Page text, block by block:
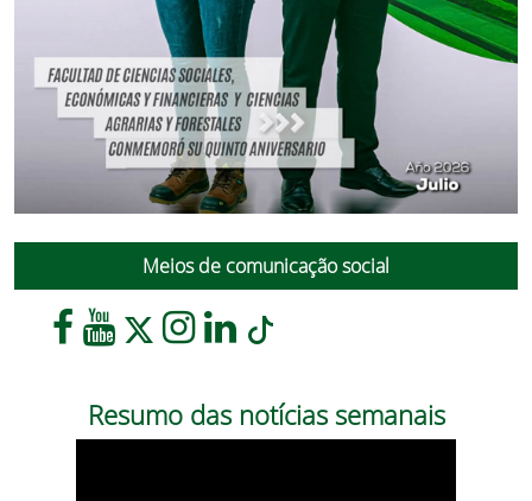
Meios de comunicação social
Resumo das notícias semanais